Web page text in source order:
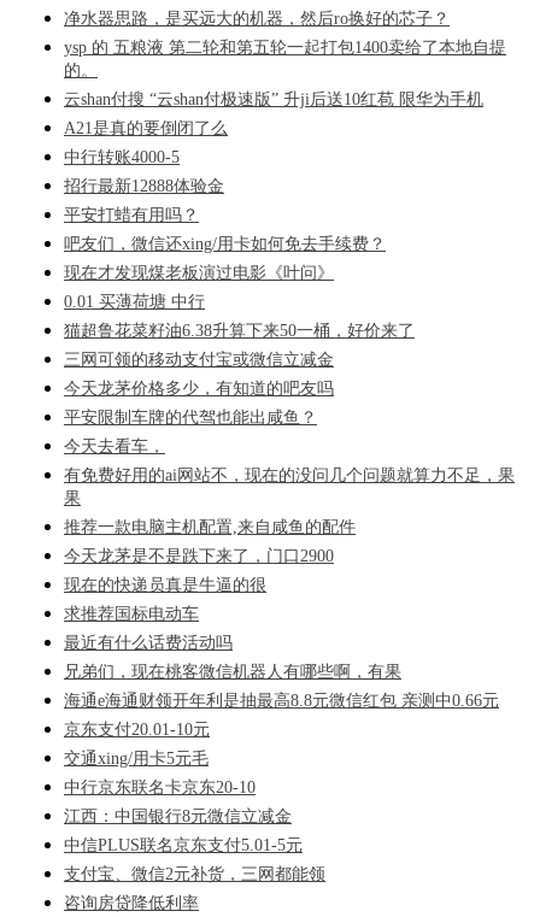
净水器思路，是买远大的机器，然后ro换好的芯子？
ysp 的 五粮液 第二轮和第五轮一起打包1400卖给了本地自提
的。
云shan付搜 “云shan付极速版” 升ji后送10红苞 限华为手机
A21是真的要倒闭了么
中行转账4000-5
招行最新12888体验金
平安打蜡有用吗？
吧友们，微信还xing/用卡如何免去手续费？
现在才发现煤老板演过电影《叶问》
0.01 买薄荷塘 中行
猫超鲁花菜籽油6.38升算下来50一桶，好价来了
三网可领的移动支付宝或微信立减金
今天龙茅价格多少，有知道的吧友吗
平安限制车牌的代驾也能出咸鱼？
今天去看车，
有免费好用的ai网站不，现在的没问几个问题就算力不足，果
果
推荐一款电脑主机配置,来自咸鱼的配件
今天龙茅是不是跌下来了，门口2900
现在的快递员真是牛逼的很
求推荐国标电动车
最近有什么话费活动吗
兄弟们，现在桃客微信机器人有哪些啊，有果
海通e海通财领开年利是抽最高8.8元微信红包 亲测中0.66元
京东支付20.01-10元
交通xing/用卡5元毛
中行京东联名卡京东20-10
江西：中国银行8元微信立减金
中信PLUS联名京东支付5.01-5元
支付宝、微信2元补货，三网都能领
咨询房贷降低利率